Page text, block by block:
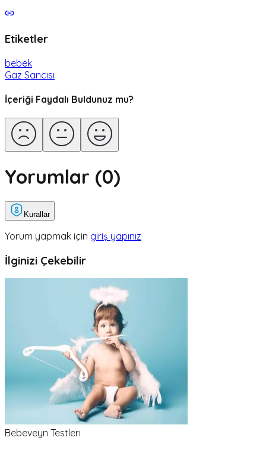
Etiketler
bebek
Gaz Sancısı
İçeriği Faydalı Buldunuz mu?
Yorumlar (0)
Kurallar
Yorum yapmak için giriş yapınız
İlginizi Çekebilir
Bebeveyn Testleri